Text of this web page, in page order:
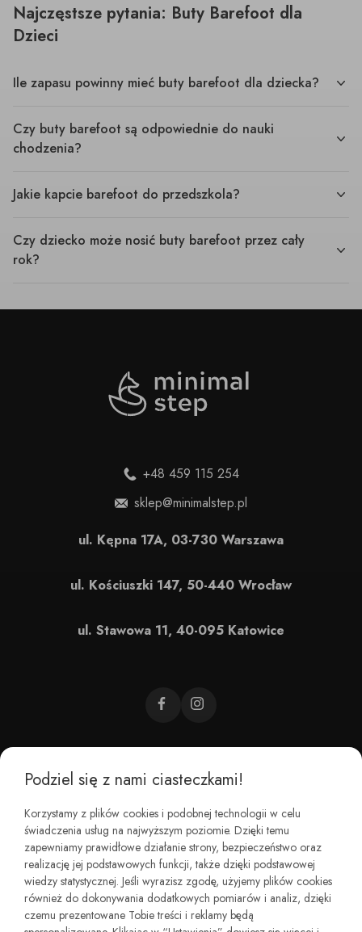
Najczęstsze pytania: Buty Barefoot dla
Dzieci
Ile zapasu powinny mieć buty barefoot dla dziecka?
Czy buty barefoot są odpowiednie do nauki
chodzenia?
Jakie kapcie barefoot do przedszkola?
Czy dziecko może nosić buty barefoot przez cały
rok?
CZEMU BAREFOOT?
KIM JESTEŚMY?
REGULAMINY I ZWROTY
+48 459 115 254
sklep@minimalstep.pl
ul. Kępna 17A, 03-730 Warszawa
ul. Kościuszki 147, 50-440 Wrocław
ul. Stawowa 11, 40-095 Katowice
Podziel się z nami ciasteczkami!
Korzystamy z plików cookies i podobnej technologii w celu
świadczenia usług na najwyższym poziomie. Dzięki temu
zapewniamy prawidłowe działanie strony, bezpieczeństwo oraz
realizację jej podstawowych funkcji, także dzięki podstawowej
wiedzy statystycznej. Jeśli wyrazisz zgodę, użyjemy plików cookies
również do dokonywania dodatkowych pomiarów i analiz, dzięki
czemu prezentowane Tobie treści i reklamy będą